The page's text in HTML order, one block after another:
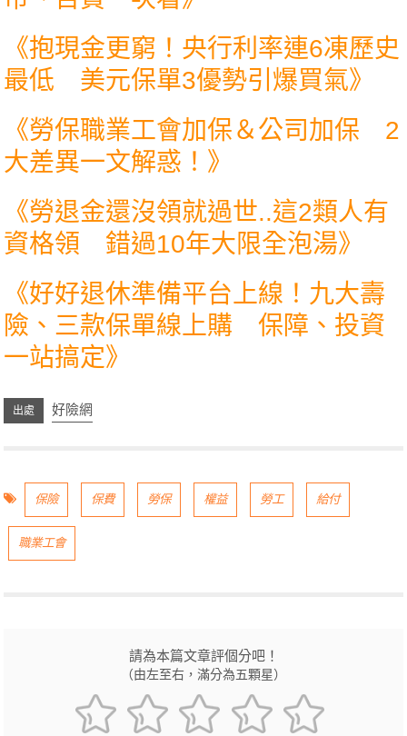
《抱現金更窮！央行利率連6凍歷史
最低 美元保單3優勢引爆買氣》
《勞保職業工會加保＆公司加保 2
大差異一文解惑！ 》
《勞退金還沒領就過世..這2類人有
資格領 錯過10年大限全泡湯》
《好好退休準備平台上線！九大壽
險、三款保單線上購 保障、投資
一站搞定》
好險網
保險 保費 勞保 權益 勞工 給付
職業工會
請為本篇文章評個分吧！
（由左至右，滿分為五顆星）